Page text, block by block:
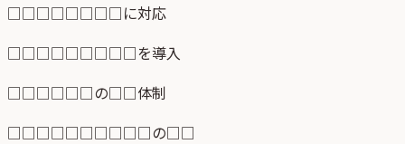
□□□□□□□□に対応
□□□□□□□□□を導入
□□□□□□の□□体制
□□□□□□□□□□の□□